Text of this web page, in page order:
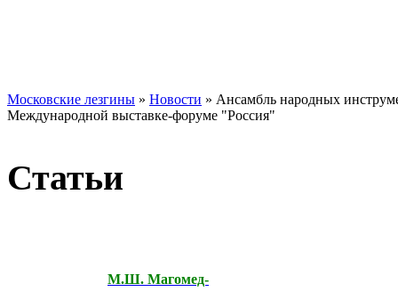
Московские лезгины » Новости » Ансамбль народных
Международной выставке-форуме "Россия"
Статьи
М.Ш. Магомед-